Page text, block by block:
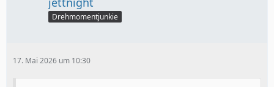
Drehmomentjunkie
17. Mai 2026 um 10:30